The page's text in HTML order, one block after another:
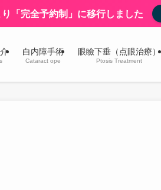
り「完全予約制」に移行しました
白内障手術
Cataract ope
眼瞼下垂（点眼治療）
Ptosis Treatment